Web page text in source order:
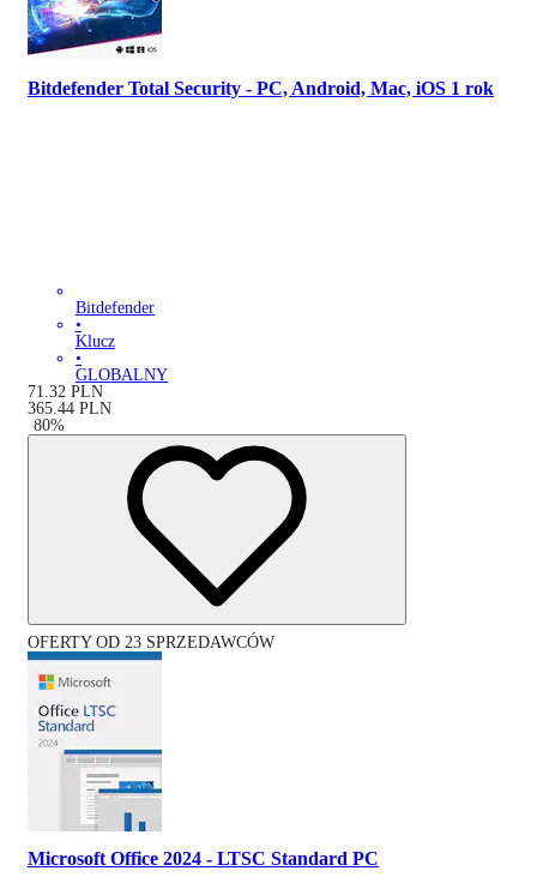
Bitdefender Total Security - PC, Android, Mac, iOS 1 rok
Bitdefender
•
Klucz
•
GLOBALNY
71.32 PLN
365.44 PLN
-80%
OFERTY OD 23 SPRZEDAWCÓW
Microsoft Office 2024 - LTSC Standard PC